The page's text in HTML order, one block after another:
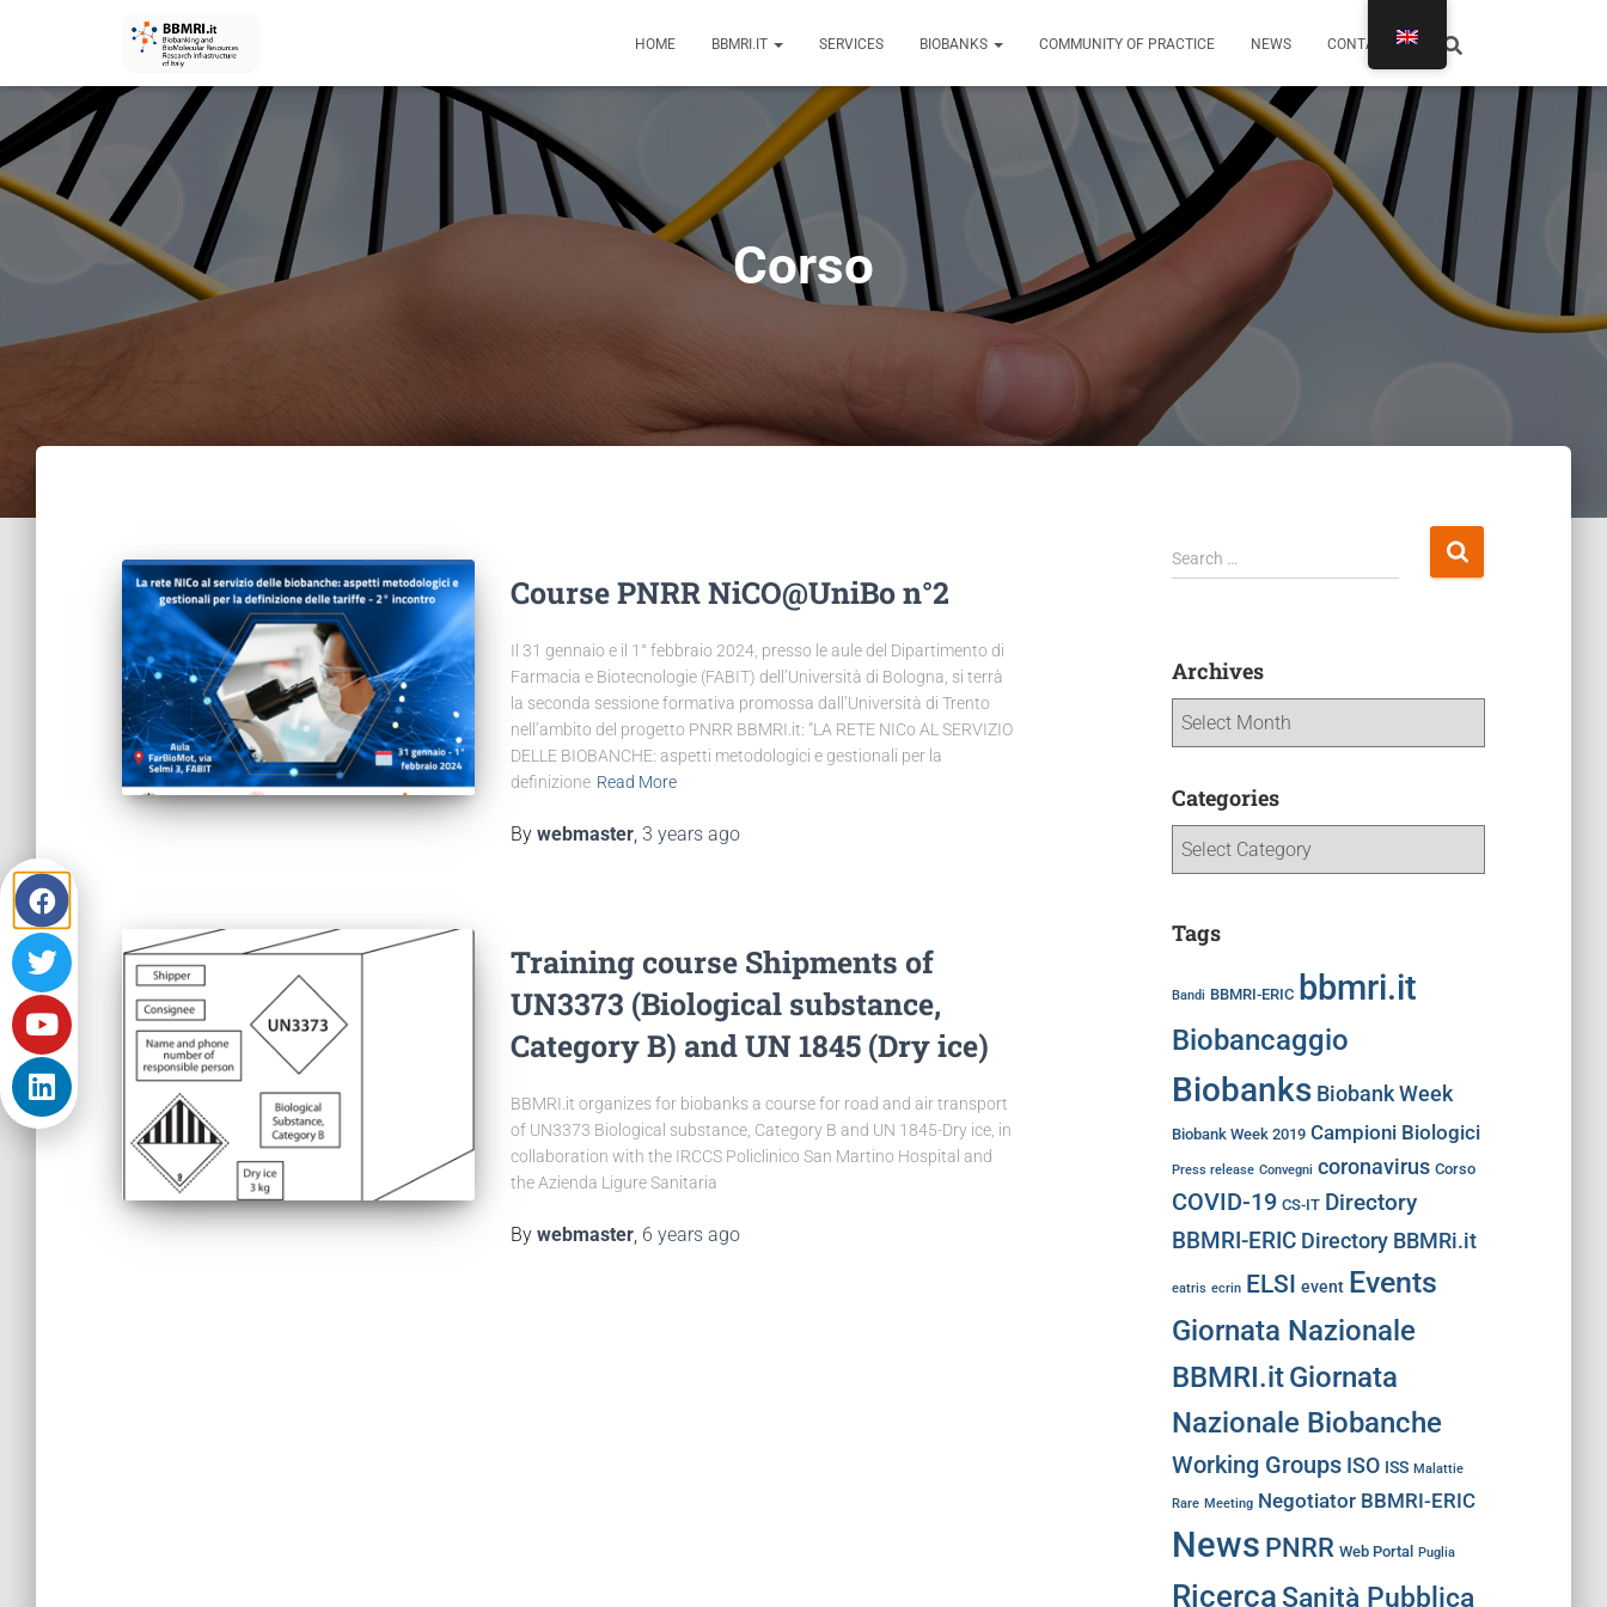
HOME BBMRI.IT SERVICES BIOBANKS COMMUNITY OF PRACTICE NEWS CONTACTS
Corso
Course PNRR NiCO@UniBo n°2
Il 31 gennaio e il 1° febbraio 2024, presso le aule del Dipartimento di
Farmacia e Biotecnologie (FABIT) dell’Università di Bologna, si terrà
la seconda sessione formativa promossa dall’Università di Trento
nell’ambito del progetto PNRR BBMRI.it: “LA RETE NICo AL SERVIZIO
DELLE BIOBANCHE: aspetti metodologici e gestionali per la
definizione Read More
By webmaster, 3 years ago
Training course Shipments of
UN3373 (Biological substance,
Category B) and UN 1845 (Dry ice)
BBMRI.it organizes for biobanks a course for road and air transport
of UN3373 Biological substance, Category B and UN 1845-Dry ice, in
collaboration with the IRCCS Policlinico San Martino Hospital and
the Azienda Ligure Sanitaria
By webmaster, 6 years ago
Search …
Archives
Categories
Tags
Bandi BBMRI-ERIC bbmri.it
Biobancaggio
Biobanks Biobank Week
Biobank Week 2019 Campioni Biologici
Press release Convegni coronavirus Corso
COVID-19 CS-IT Directory
BBMRI-ERIC Directory BBMRi.it
eatris ecrin ELSI event Events
Giornata Nazionale
BBMRI.itGiornata
Nazionale Biobanche
Working Groups ISO ISS Malattie
Rare Meeting Negotiator BBMRI-ERIC
News PNRR Web Portal Puglia
Ricerca Sanità Pubblica